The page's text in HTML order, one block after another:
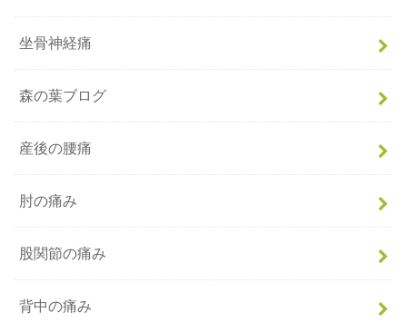
坐骨神経痛
森の葉ブログ
産後の腰痛
肘の痛み
股関節の痛み
背中の痛み